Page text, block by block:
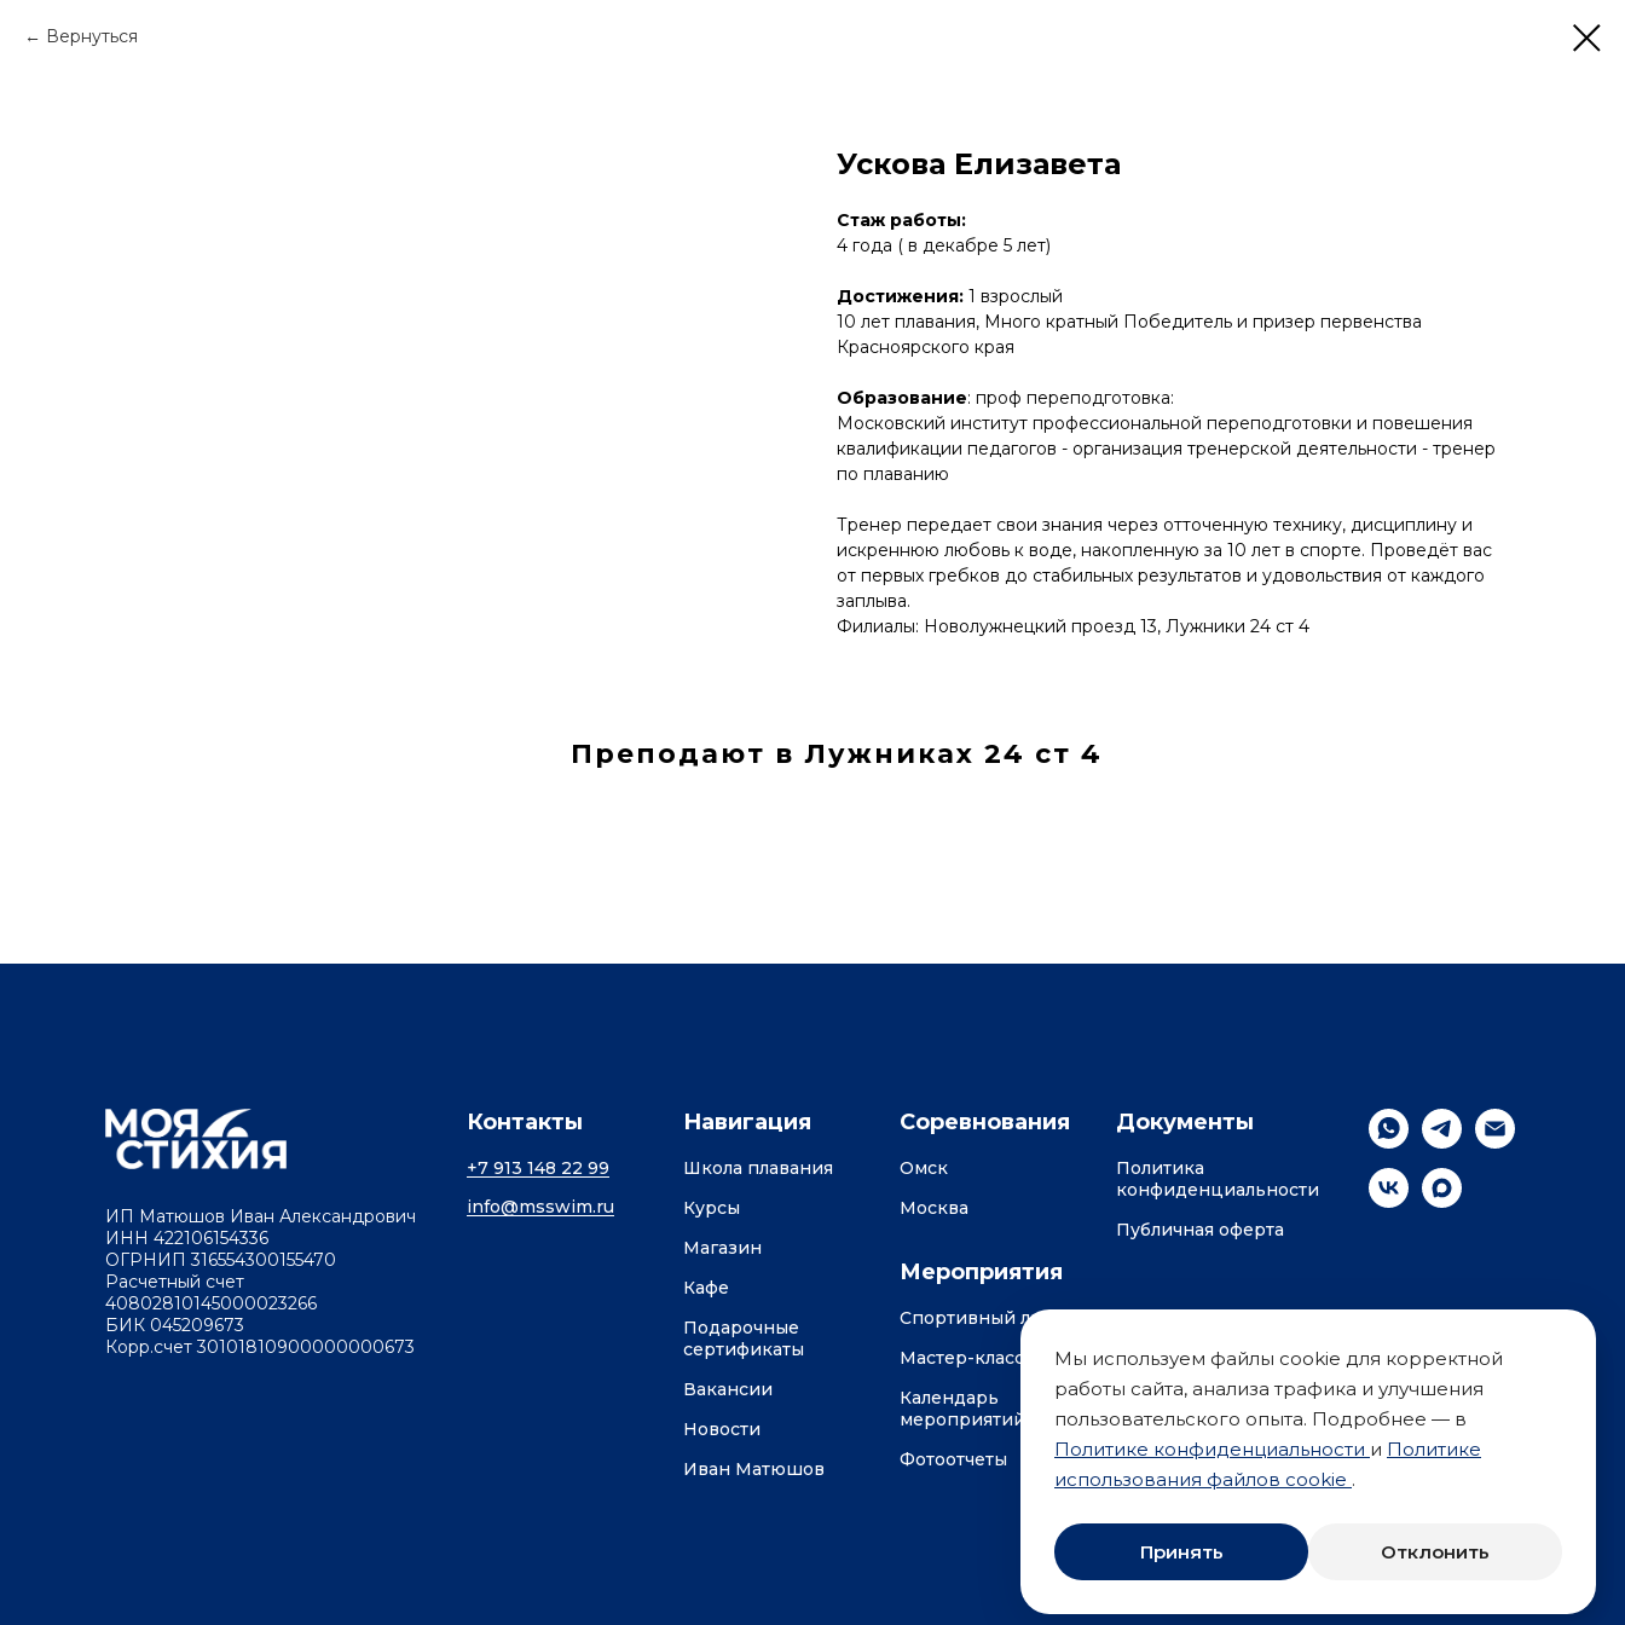
Вернуться
Ускова Елизавета
Стаж работы:
4 года ( в декабре 5 лет)
Достижения: 1 взрослый
10 лет плавания, Много кратный Победитель и призер первенства
Красноярского края
Образование: проф переподготовка:
Московский институт профессиональной переподготовки и повешения
квалификации педагогов - организация тренерской деятельности - тренер
по плаванию
Тренер передает свои знания через отточенную технику, дисциплину и
искреннюю любовь к воде, накопленную за 10 лет в спорте. Проведёт вас
от первых гребков до стабильных результатов и удовольствия от каждого
заплыва.
Филиалы: Новолужнецкий проезд 13, Лужники 24 ст 4
Преподают в Лужниках 24 ст 4
Мы используем файлы cookie, чтобы
анализировать трафик. Продолжая
использование сайта, вы соглашаетесь
с использованием cookie в
конфиденциальности
ХОРОШО
ИП Матюшов Иван Александрович
ИНН 422106154336
ОГРНИП 316554300155470
Расчетный счет
40802810145000023266
БИК 045209673
Корр.счет 30101810900000000673
Контакты
+7 913 148 22 99
info@msswim.ru
Навигация
Школа плавания
Курсы
Магазин
Кафе
Подарочные
сертификаты
Вакансии
Новости
Иван Матюшов
Соревнования
Омск
Москва
Мероприятия
Спортивный лагерь
Мастер-классы
Календарь
мероприятий
Фотоотчеты
Документы
Политика
конфиденциальности
Публичная оферта
Мы используем файлы cookie для корректной
работы сайта, анализа трафика и улучшения
пользовательского опыта. Подробнее — в
Политике конфиденциальности и Политике
использования файлов cookie .
Принять Отклонить